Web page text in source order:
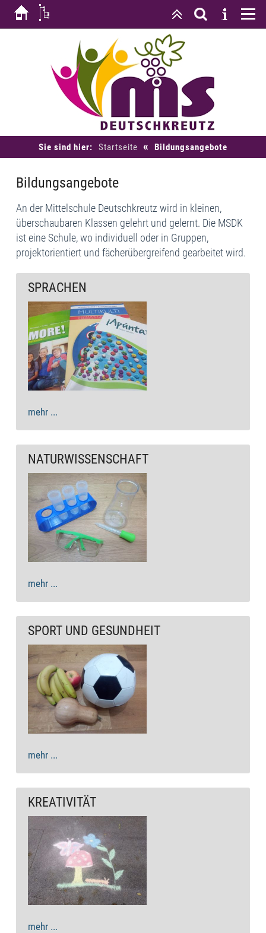
Sie sind hier: Startseite « Bildungsangebote
Bildungsangebote
An der Mittelschule Deutschkreutz wird in kleinen,
überschaubaren Klassen gelehrt und gelernt. Die MSDK
ist eine Schule, wo individuell oder in Gruppen,
projektorientiert und fächerübergreifend gearbeitet wird.
SPRACHEN
mehr ...
NATURWISSENSCHAFT
mehr ...
SPORT UND GESUNDHEIT
mehr ...
KREATIVITÄT
mehr ...